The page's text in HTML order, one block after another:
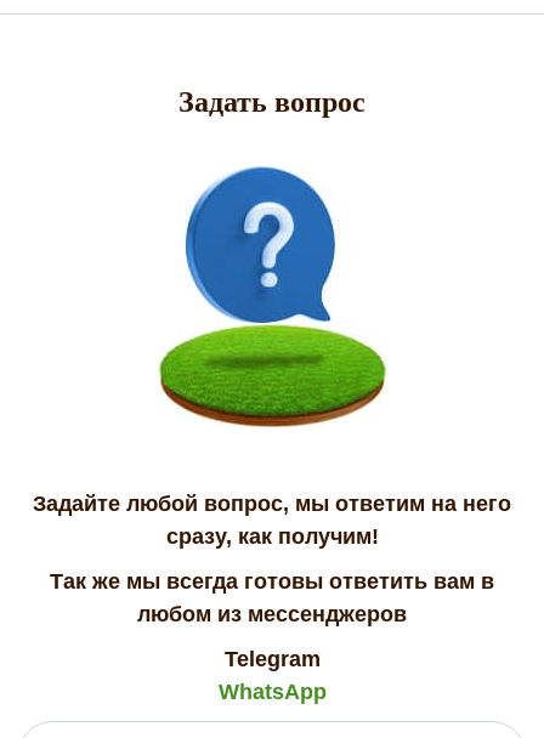
Задать вопрос
Задайте любой вопрос, мы ответим на него
сразу, как получим!
Так же мы всегда готовы ответить вам в
любом из мессенджеров
Telegram
WhatsApp